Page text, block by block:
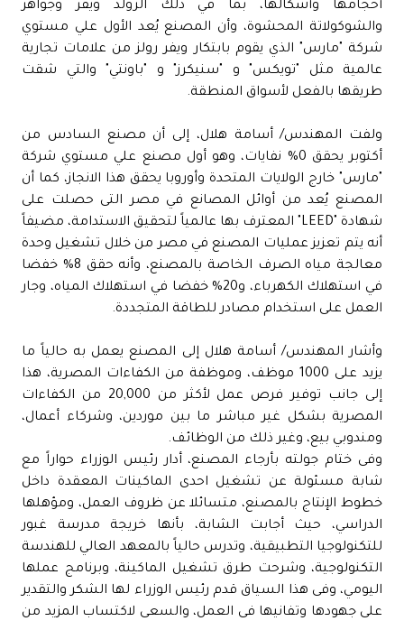
أحجامها وأشكالها، بما في ذلك الرولد ويفر وجواهر
والشوكولاتة المحشوة، وأن المصنع يُعد الأول علي مستوي
شركة "مارس" الذي يقوم بابتكار ويفر رولز من علامات تجارية
عالمية مثل "تويكس" و "سنيكرز" و "باونتي" والتي شقت
طريقها بالفعل لأسواق المنطقة.
ولفت المهندس/ أسامة هلال، إلى أن مصنع السادس من
أكتوبر يحقق 0% نفايات، وهو أول مصنع علي مستوي شركة
"مارس" خارج الولايات المتحدة وأوروبا يحقق هذا الانجاز، كما أن
المصنع يُعد من أوائل المصانع في مصر التى حصلت على
شهادة "LEED" المعترف بها عالمياً لتحقيق الاستدامة، مضيفاً
أنه يتم تعزيز عمليات المصنع في مصر من خلال تشغيل وحدة
معالجة مياه الصرف الخاصة بالمصنع، وأنه حقق 8% خفضا
في استهلاك الكهرباء، و20% خفضا في استهلاك المياه، وجار
العمل على استخدام مصادر للطاقة المتجددة.
وأشار المهندس/ أسامة هلال إلى المصنع يعمل به حالياً ما
يزيد على 1000 موظف، وموظفة من الكفاءات المصرية، هذا
إلى جانب توفير فرص عمل لأكثر من 20,000 من الكفاءات
المصرية بشكل غير مباشر ما بين موردين، وشركاء أعمال،
ومندوبي بيع، وغير ذلك من الوظائف.
وفى ختام جولته بأرجاء المصنع، أدار رئيس الوزراء حواراً مع
شابة مسئولة عن تشغيل احدى الماكينات المعقدة داخل
خطوط الإنتاج بالمصنع، متسائلا عن ظروف العمل، ومؤهلها
الدراسي، حيث أجابت الشابة، بأنها خريجة مدرسة غبور
للتكنولوجيا التطبيقية، وتدرس حالياً بالمعهد العالي للهندسة
التكنولوجية، وشرحت طرق تشغيل الماكينة، وبرنامج عملها
اليومي، وفى هذا السياق قدم رئيس الوزراء لها الشكر والتقدير
على جهودها وتفانيها فى العمل، والسعى لاكتساب المزيد من